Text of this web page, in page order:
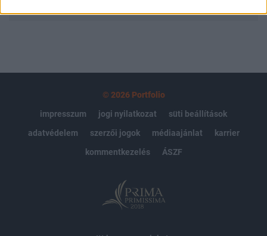
© 2026 Portfolio
impresszum
jogi nyilatkozat
süti beállítások
adatvédelem
szerzői jogok médiaajánlat
karrier
kommentkezelés
ÁSZF